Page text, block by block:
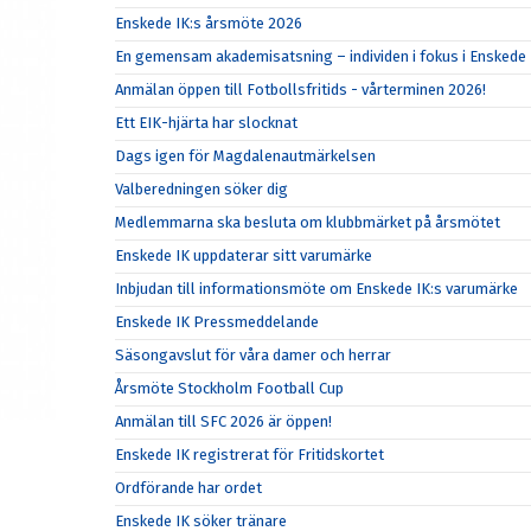
Enskede IK:s årsmöte 2026
En gemensam akademisatsning – individen i fokus i Enskede
Anmälan öppen till Fotbollsfritids - vårterminen 2026!
Ett EIK-hjärta har slocknat
Dags igen för Magdalenautmärkelsen
Valberedningen söker dig
Medlemmarna ska besluta om klubbmärket på årsmötet
Enskede IK uppdaterar sitt varumärke
Inbjudan till informationsmöte om Enskede IK:s varumärke
Enskede IK Pressmeddelande
Säsongavslut för våra damer och herrar
Årsmöte Stockholm Football Cup
Anmälan till SFC 2026 är öppen!
Enskede IK registrerat för Fritidskortet
Ordförande har ordet
Enskede IK söker tränare